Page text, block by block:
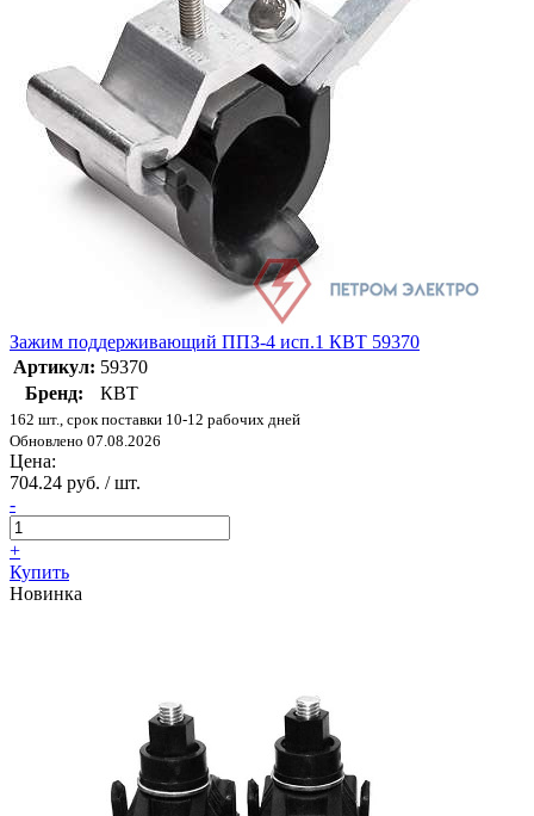
Зажим поддерживающий ППЗ-4 исп.1 КВТ 59370
Артикул: 59370
Бренд:
КВТ
162 шт., срок поставки 10-12 рабочих дней
Обновлено 07.08.2026
Цена:
704.24 руб. / шт.
-
+
Купить
Новинка